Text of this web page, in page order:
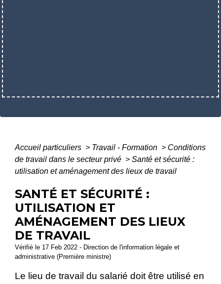
Accueil particuliers > Travail - Formation > Conditions
de travail dans le secteur privé > Santé et sécurité :
utilisation et aménagement des lieux de travail
SANTÉ ET SÉCURITÉ :
UTILISATION ET
AMÉNAGEMENT DES LIEUX
DE TRAVAIL
Vérifié le 17 Feb 2022 - Direction de l'information légale et
administrative (Première ministre)
Le lieu de travail du salarié doit être utilisé en